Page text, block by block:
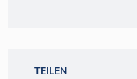
TEILEN